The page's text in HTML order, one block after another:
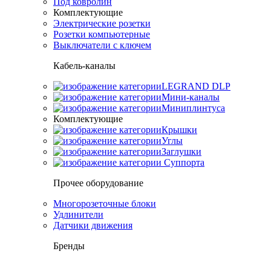
Комплектующие
Электрические розетки
Розетки компьютерные
Выключатели с ключем
Кабель-каналы
LEGRAND DLP
Мини-каналы
Миниплинтуса
Комплектующие
Крышки
Углы
Заглушки
Суппорта
Прочее оборудование
Многорозеточные блоки
Удлинители
Датчики движения
Бренды